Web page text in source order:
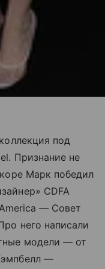
под
Признание не
Марк победил
CDFA
— Совет
него написали
модели — от
—